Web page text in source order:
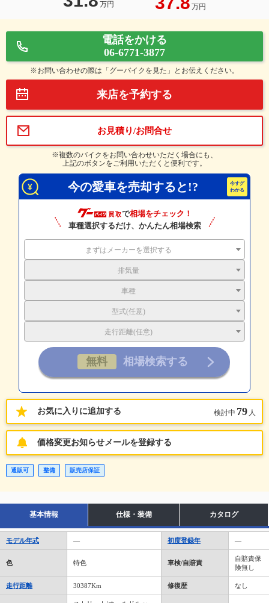
万円 万円
電話をかける
06-6771-3877
※お問い合わせの際は「グーバイクを見た」とお伝えください。
来店を予約する
お見積り/お問合せ
※複数のバイクをお問い合わせいただく場合にも、
上記のボタンをご利用いただくと便利です。
今の愛車を売却すると!?
で相場をチェック！
車種選択するだけ、かんたん相場検索
まずはメーカーを選択する
排気量
車種
型式(任意)
走行距離(任意)
お気に入りに追加する 検討中 79 人
価格変更お知らせメールを登録する
通販可 整備 販売店保証
基本情報 仕様・装備 カタログ
モデル年式 ― 初度登録年 ―
色 特色 車検/自賠責
自賠責保
険無し
走行距離 30387Km 修復歴 なし